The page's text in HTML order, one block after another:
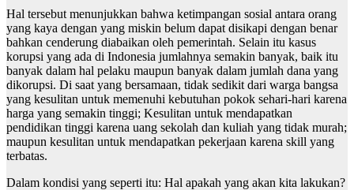
Hal tersebut menunjukkan bahwa ketimpangan sosial antara orang
yang kaya dengan yang miskin belum dapat disikapi dengan benar
bahkan cenderung diabaikan oleh pemerintah. Selain itu kasus
korupsi yang ada di Indonesia jumlahnya semakin banyak, baik itu
banyak dalam hal pelaku maupun banyak dalam jumlah dana yang
dikorupsi. Di saat yang bersamaan, tidak sedikit dari warga bangsa
yang kesulitan untuk memenuhi kebutuhan pokok sehari-hari karena
harga yang semakin tinggi; Kesulitan untuk mendapatkan
pendidikan tinggi karena uang sekolah dan kuliah yang tidak murah;
maupun kesulitan untuk mendapatkan pekerjaan karena skill yang
terbatas.
Dalam kondisi yang seperti itu: Hal apakah yang akan kita lakukan?